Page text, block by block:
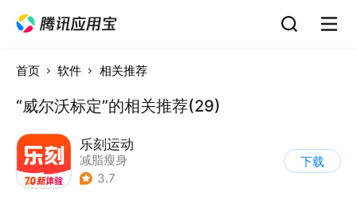
首页 软件 相关推荐
“威尔沃标定”的相关推荐(29)
乐刻运动
减脂瘦身
3.7
下载